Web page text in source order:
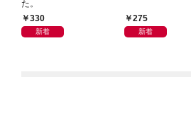
た。
330
新着
275
新着